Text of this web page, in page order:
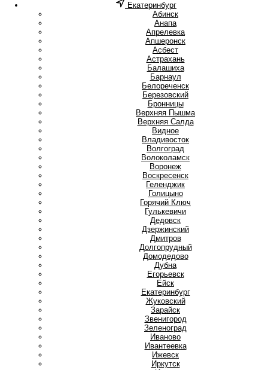
Екатеринбург
Абинск
Анапа
Апрелевка
Апшеронск
Асбест
Астрахань
Балашиха
Барнаул
Белореченск
Березовский
Бронницы
Верхняя Пышма
Верхняя Салда
Видное
Владивосток
Волгоград
Волоколамск
Воронеж
Воскресенск
Геленджик
Голицыно
Горячий Ключ
Гулькевичи
Дедовск
Дзержинский
Дмитров
Долгопрудный
Домодедово
Дубна
Егорьевск
Ейск
Екатеринбург
Жуковский
Зарайск
Звенигород
Зеленоград
Иваново
Ивантеевка
Ижевск
Иркутск